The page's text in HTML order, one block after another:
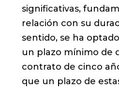
significativas,
relación con su
sentido, se ha
un plazo mínimo de
contrato de cinco
que un plazo de